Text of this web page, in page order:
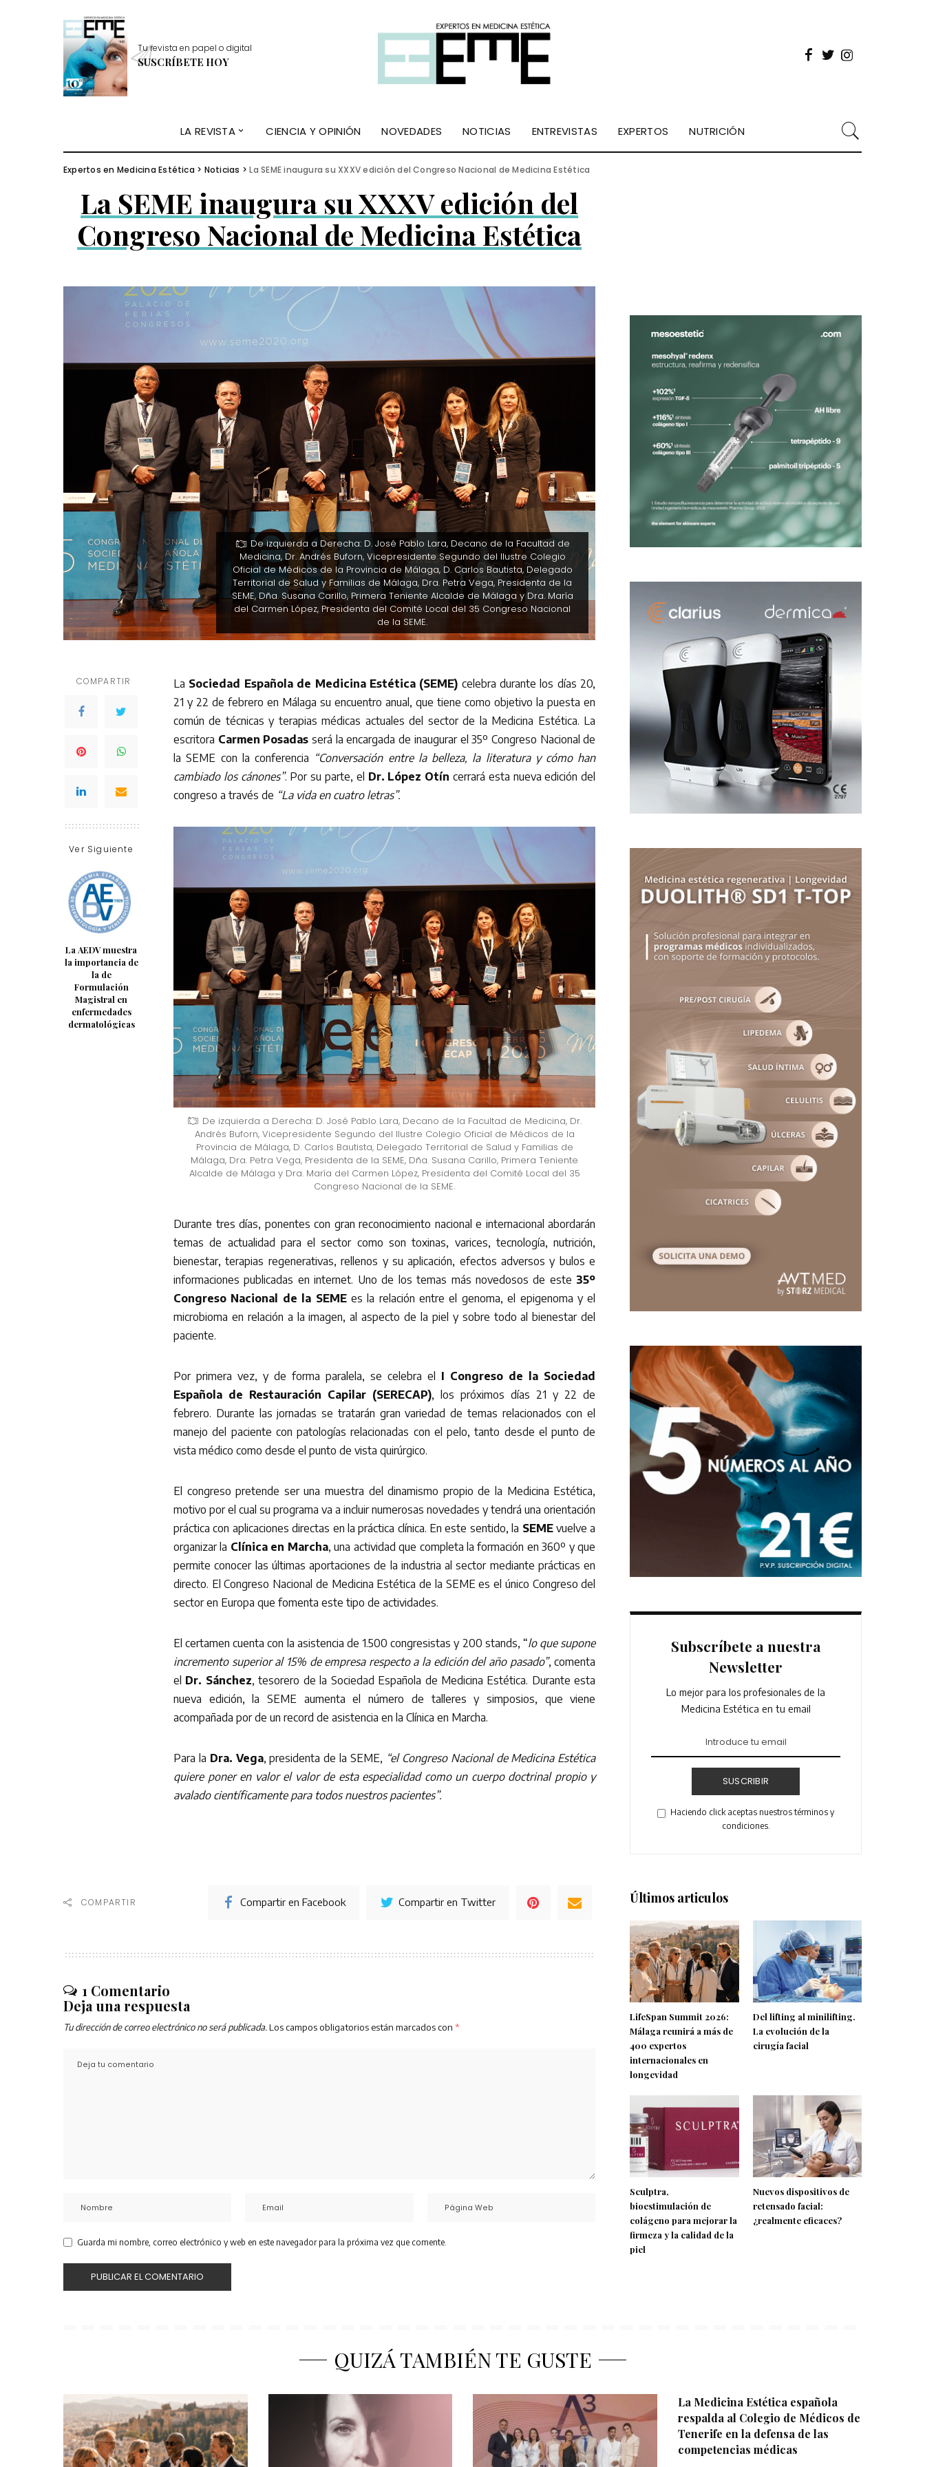
Tu revista en papel o digital
SUSCRÍBETE HOY
LA REVISTA CIENCIA Y OPINIÓN NOVEDADES NOTICIAS ENTREVISTAS EXPERTOS NUTRICIÓN
Expertos en Medicina Estética > Noticias >La SEME inaugura su XXXV edición del Congreso Nacional de Medicina Estética
La SEME inaugura su XXXV edición del
Congreso Nacional de Medicina Estética
De izquierda a Derecha: D. José Pablo Lara, Decano de la Facultad de
Medicina, Dr. Andrés Buforn, Vicepresidente Segundo del Ilustre Colegio
Oficial de Médicos de la Provincia de Málaga, D. Carlos Bautista, Delegado
Territorial de Salud y Familias de Málaga, Dra. Petra Vega, Presidenta de la
SEME, Dña. Susana Carillo, Primera Teniente Alcalde de Málaga y Dra. María
del Carmen López, Presidenta del Comité Local del 35 Congreso Nacional
de la SEME.
COMPARTIR
Ver Siguiente
La AEDV muestra
la importancia de
la de
Formulación
Magistral en
enfermedades
dermatológicas
La Sociedad Española de Medicina Estética (SEME) celebra durante los días 20,
21 y 22 de febrero en Málaga su encuentro anual, que tiene como objetivo la puesta en
común de técnicas y terapias médicas actuales del sector de la Medicina Estética. La
escritora Carmen Posadas será la encargada de inaugurar el 35º Congreso Nacional de
la SEME con la conferencia “Conversación entre la belleza, la literatura y cómo han
cambiado los cánones”. Por su parte, el Dr. López Otín cerrará esta nueva edición del
congreso a través de “La vida en cuatro letras”.
De izquierda a Derecha: D. José Pablo Lara, Decano de la Facultad de Medicina, Dr.
Andrés Buforn, Vicepresidente Segundo del Ilustre Colegio Oficial de Médicos de la
Provincia de Málaga, D. Carlos Bautista, Delegado Territorial de Salud y Familias de
Málaga, Dra. Petra Vega, Presidenta de la SEME, Dña. Susana Carillo, Primera Teniente
Alcalde de Málaga y Dra. María del Carmen López, Presidenta del Comité Local del 35
Congreso Nacional de la SEME.
Durante tres días, ponentes con gran reconocimiento nacional e internacional abordarán
temas de actualidad para el sector como son toxinas, varices, tecnología, nutrición,
bienestar, terapias regenerativas, rellenos y su aplicación, efectos adversos y bulos e
informaciones publicadas en internet. Uno de los temas más novedosos de este 35º
Congreso Nacional de la SEMEes la relación entre el genoma, el epigenoma y el
microbioma en relación a la imagen, al aspecto de la piel y sobre todo al bienestar del
paciente.
Por primera vez, y de forma paralela, se celebra el I Congreso de la Sociedad
Española de Restauración Capilar (SERECAP), los próximos días 21 y 22 de
febrero. Durante las jornadas se tratarán gran variedad de temas relacionados con el
manejo del paciente con patologías relacionadas con el pelo, tanto desde el punto de
vista médico como desde el punto de vista quirúrgico.
El congreso pretende ser una muestra del dinamismo propio de la Medicina Estética,
motivo por el cual su programa va a incluir numerosas novedades y tendrá una orientación
práctica con aplicaciones directas en la práctica clínica. En este sentido, la SEME vuelve a
organizar la Clínica en Marcha, una actividad que completa la formación en 360º y que
permite conocer las últimas aportaciones de la industria al sector mediante prácticas en
directo. El Congreso Nacional de Medicina Estética de la SEME es el único Congreso del
sector en Europa que fomenta este tipo de actividades.
El certamen cuenta con la asistencia de 1.500 congresistas y 200 stands, “lo que supone
incremento superior al 15% de empresa respecto a la edición del año pasado”, comenta
el Dr. Sánchez, tesorero de la Sociedad Española de Medicina Estética. Durante esta
nueva edición, la SEME aumenta el número de talleres y simposios, que viene
acompañada por de un record de asistencia en la Clínica en Marcha.
Para la Dra. Vega, presidenta de la SEME, “el Congreso Nacional de Medicina Estética
quiere poner en valor el valor de esta especialidad como un cuerpo doctrinal propio y
avalado científicamente para todos nuestros pacientes”.
COMPARTIR Compartir en Facebook Compartir en Twitter
1 Comentario
Deja una respuesta
Tu dirección de correo electrónico no será publicada. Los campos obligatorios están marcados con *
Guarda mi nombre, correo electrónico y web en este navegador para la próxima vez que comente.
Subscríbete a nuestra
Newsletter
Lo mejor para los profesionales de la
Medicina Estética en tu email
SUSCRIBIR
Haciendo click aceptas nuestros términos y
condiciones.
Últimos articulos
LifeSpan Summit 2026:
Málaga reunirá a más de
400 expertos
internacionales en
longevidad
Del lifting al minilifting.
La evolución de la
cirugía facial
Sculptra,
bioestimulación de
colágeno para mejorar la
firmeza y la calidad de la
piel
Nuevos dispositivos de
retensado facial:
¿realmente eficaces?
QUIZÁ TAMBIÉN TE GUSTE
La Medicina Estética española
respalda al Colegio de Médicos de
Tenerife en la defensa de las
competencias médicas